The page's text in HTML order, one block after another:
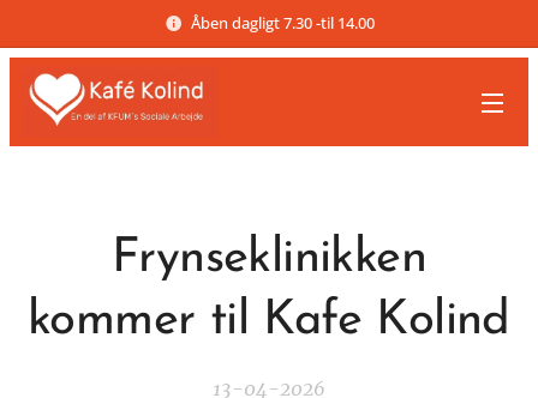
Åben dagligt 7.30 -til 14.00
Frynseklinikken
kommer til Kafe Kolind
13-04-2026